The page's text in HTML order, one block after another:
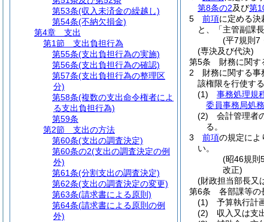
第8条の2及び第
5
前項に定める決
と、「主管副課
(平7規則7
(専決及び代決)
第5条
財務に関す
2
財務に関する
該権限を行使す
(1)
事務処理規
委員事務局処
(2)
会計管理者
る。
3
前項の規定によ
い。
(昭46規則
改正)
(財政担当部長又
第6条
各部課等の
(1)
予算執行計
(2)
収入又は支
第53条(収入未済金の繰越し)
第54条(不納欠損金)
第4章
支出
第1節
支出負担行為
第55条(支出負担行為の実施)
第56条(支出負担行為の確認)
第57条(支出負担行為の整理区
分)
第58条(複数の支出命令権者によ
る支出負担行為)
第59条
第2節
支出の方法
第60条(支出の調査決定)
第60条の2(支出の調査決定の例
外)
第61条(分割支出の調査決定)
第62条(支出の調査決定の変更)
第63条(請求書による原則)
第64条(請求書による原則の例
外)